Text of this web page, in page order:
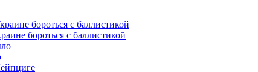
бороться с баллистикой